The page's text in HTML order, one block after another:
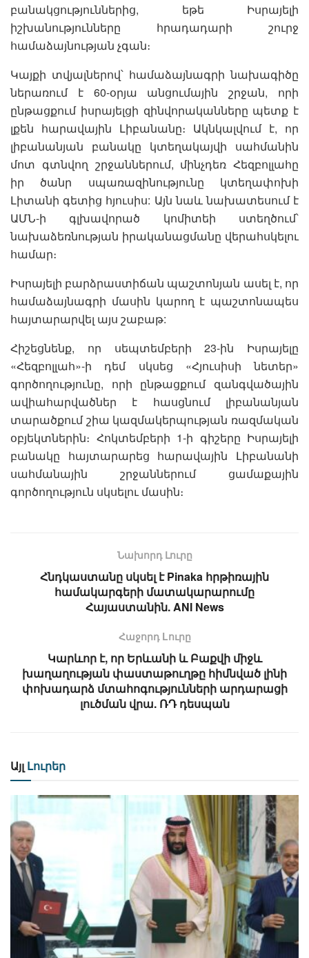
բանակցություններից, եթե Իսրայելի
իշխանությունները հրադադարի շուրջ
համաձայնության չգան։
Կայքի տվյալներով՝ համաձայնագրի նախագիծը
ներառում է 60-օրյա անցումային շրջան, որի
ընթացքում իսրայելցի զինվորականները պետք է
լքեն հարավային Լիբանանը։ Ակնկալվում է, որ
լիբանանյան բանակը կտեղակայվի սահմանին
մոտ գտնվող շրջաններում, մինչդեռ Հեզբոլլահը
իր ծանր սպառազինությունը կտեղափոխի
Լիտանի գետից հյուսիս: Այն նաև նախատեսում է
ԱՄՆ-ի գլխավորած կոմիտեի ստեղծում՝
նախաձեռնության իրականացմանը վերահսկելու
համար։
Իսրայելի բարձրաստիճան պաշտոնյան ասել է, որ
համաձայնագրի մասին կարող է պաշտոնապես
հայտարարվել այս շաբաթ:
Հիշեցնենք, որ սեպտեմբերի 23-ին Իսրայելը
«Հեզբոլլահ»-ի դեմ սկսեց «Հյուսիսի նետեր»
գործողությունը, որի ընթացքում զանգվածային
ավիահարվածներ է հասցնում լիբանանյան
տարածքում շիա կազմակերպության ռազմական
օբյեկտներին։ Հոկտեմբերի 1-ի գիշերը Իսրայելի
բանակը հայտարարեց հարավային Լիբանանի
սահմանային շրջաններում ցամաքային
գործողություն սկսելու մասին։
Նախորդ Լուրը
Հնդկաստանը սկսել է Pinaka հրթիռային
համակարգերի մատակարարումը
Հայաստանին. ANI News
Հաջորդ Lուրը
Կարևոր է, որ Երևանի և Բաքվի միջև
խաղաղության փաստաթուղթը հիմնված լինի
փոխադարձ մտահոգությունների արդարացի
լուծման վրա. ՌԴ դեսպան
Այլ Լուրեր